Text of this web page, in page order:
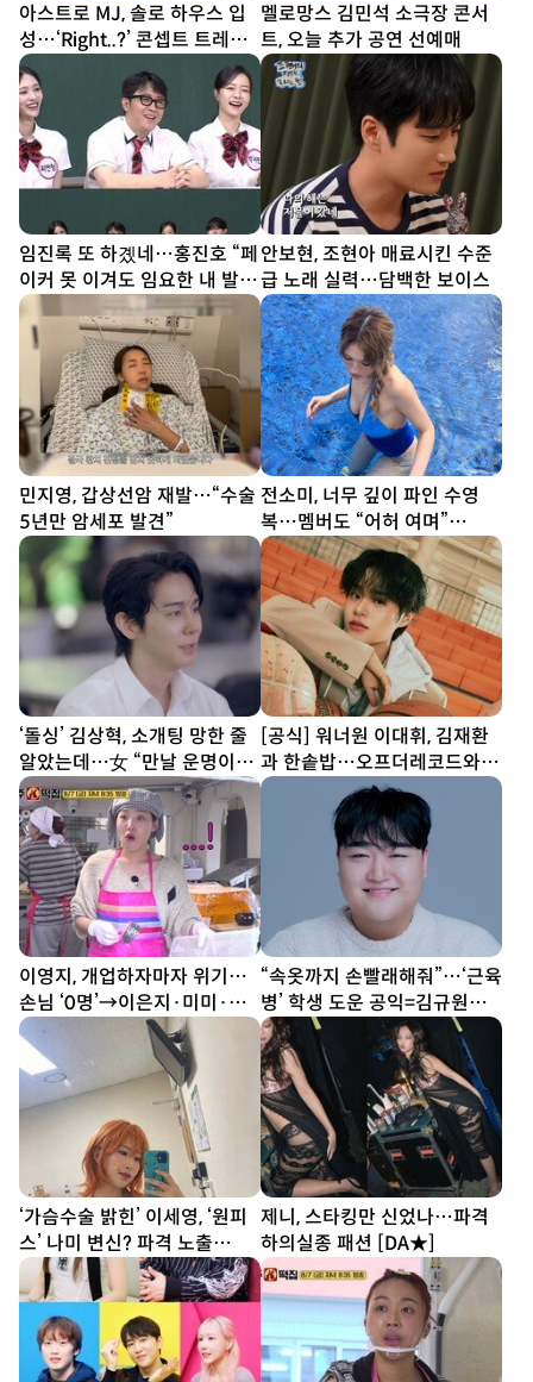
아스트로 MJ, 솔로 하우스 입
성…‘Right..?’ 콘셉트 트레일
러 공개
멜로망스 김민석 소극장 콘서
트, 오늘 추가 공연 선예매
임진록 또 하곘네…홍진호 “페
이커 못 이겨도 임요한 내 발
밑” (아형)
안보현, 조현아 매료시킨 수준
급 노래 실력…담백한 보이스
민지영, 갑상선암 재발…“수술
5년만 암세포 발견”
전소미, 너무 깊이 파인 수영
복…멤버도 “어허 여며”
[DA★]
‘돌싱’ 김상혁, 소개팅 망한 줄
알았는데…女 “만날 운명이었
나” (신랑수업2)
[공식] 워너원 이대휘, 김재환
과 한솥밥…오프더레코드와
전속계약
이영지, 개업하자마자 위기…
손님 ‘0명’→이은지·미미·안
유진 ‘노조 결성’ (우주떡집)
“속옷까지 손빨래해줘”…‘근육
병’ 학생 도운 공익=김규원
[DA이슈]
‘가슴수술 밝힌’ 이세영, ‘원피
스’ 나미 변신? 파격 노출
[DA★]
제니, 스타킹만 신었나…파격
하의실종 패션 [DA★]